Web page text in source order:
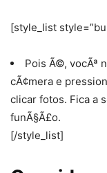
[style_list
Pois Ã©, vocÃª
cÃ¢mera e
clicar fotos. Fica a
funÃ§Ã£o.
[/style_list]